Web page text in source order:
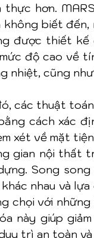
thực hơn.
không biết đến,
được thiết kế
độ cao về
nhiệt, cũng
các thuật
cách xác
xét về mặt
gian nội thất
Song
nhau và
chọi với
này giúp
trì an toàn và